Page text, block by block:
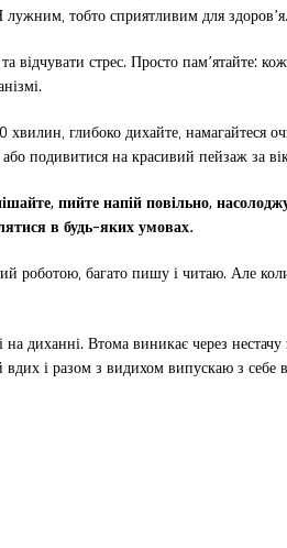
лужним, тобто сприятливим для здоров’я.
відчувати стрес. Просто пам’ятайте:
глибоко дихайте, намагайтеся
подивитися на красивий пейзаж за
пийте напій повільно,
в будь-яких умовах.
роботою, багато пишу і читаю. Але
на диханні. Втома виникає через
і разом з видихом випускаю з